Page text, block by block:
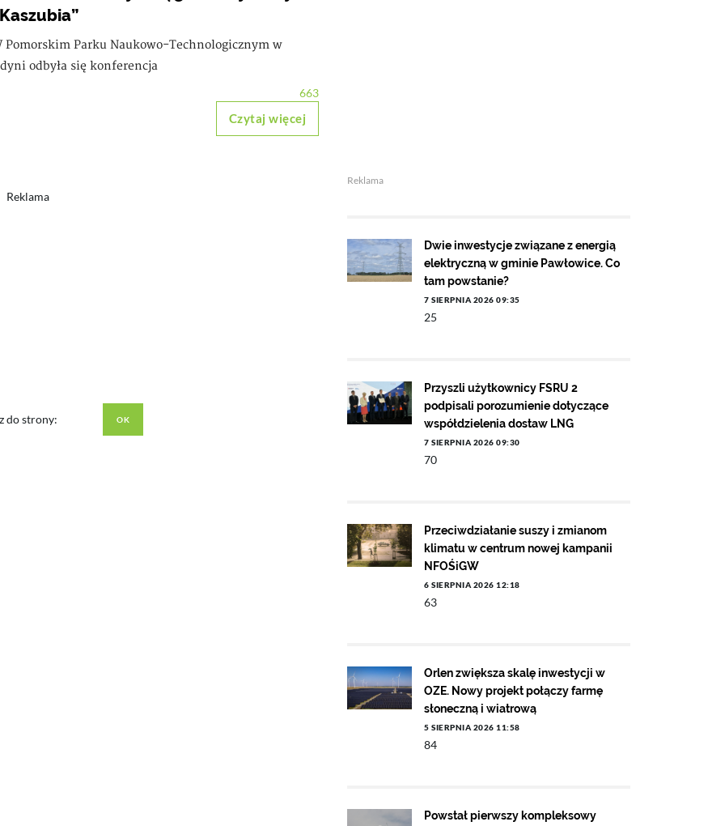
Pomorskim Parku Naukowo-Technologicznym w
odbyła się konferencja
663
Czytaj więcej
Reklama
do strony:
Reklama
Dwie inwestycje związane z energią
elektryczną w gminie Pawłowice. Co
tam powstanie?
7 SIERPNIA 2026 09:35
25
Przyszli użytkownicy FSRU 2
podpisali porozumienie dotyczące
współdzielenia dostaw LNG
7 SIERPNIA 2026 09:30
70
Przeciwdziałanie suszy i zmianom
klimatu w centrum nowej kampanii
NFOŚiGW
6 SIERPNIA 2026 12:18
63
Orlen zwiększa skalę inwestycji w
OZE. Nowy projekt połączy farmę
słoneczną i wiatrową
5 SIERPNIA 2026 11:58
84
Powstał pierwszy kompleksowy